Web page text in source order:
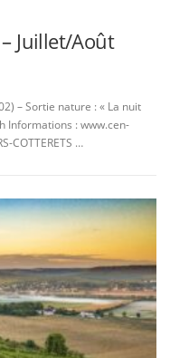
Juillet/Août
– Sortie nature : « La nuit
Informations : www.cen-
COTTERETS …